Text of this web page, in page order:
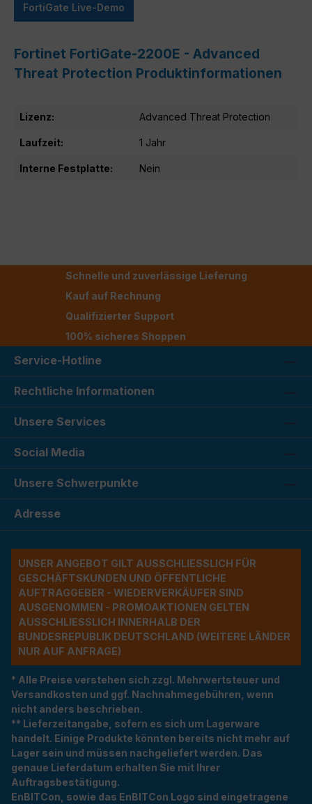
FortiGate Live-Demo
Fortinet FortiGate-2200E - Advanced
Threat Protection Produktinformationen
Lizenz: Advanced Threat Protection
Laufzeit: 1 Jahr
Interne Festplatte: Nein
Schnelle und zuverlässige Lieferung
Kauf auf Rechnung
Qualifizierter Support
100% sicheres Shoppen
Service-Hotline
Rechtliche Informationen
Unsere Services
Social Media
Unsere Schwerpunkte
Adresse
UNSER ANGEBOT GILT AUSSCHLIESSLICH FÜR G
ESCHÄFTSKUNDEN UND ÖFFENTLICHE A
UFTRAGGEBER - WIEDERVERKÄUFER SIND A
USGENOMMEN - PROMOAKTIONEN GELTEN A
USSCHLIESSLICH INNERHALB DER BU
NDESREPUBLIK DEUTSCHLAND (WEITERE LÄNDER NU
R AUF ANFRAGE)
* Alle Preise verstehen sich zzgl. Mehrwertsteuer und
Versandkosten und ggf. Nachnahmegebühren, wenn
nicht anders beschrieben.
** Lieferzeitangabe, sofern es sich um Lagerware
handelt. Einige Produkte könnten bereits nicht mehr auf
Lager sein und müssen nachgeliefert werden. Das
genaue Lieferdatum erhalten Sie mit Ihrer
Auftragsbestätigung.
EnBITCon, sowie das EnBITCon Logo sind eingetragene